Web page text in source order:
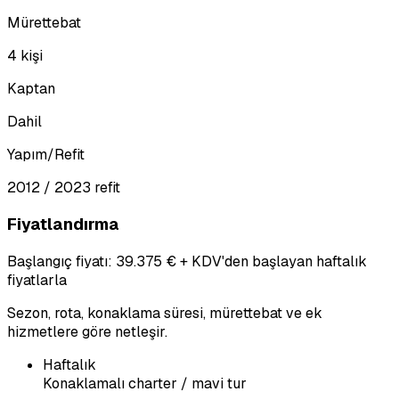
Mürettebat
4 kişi
Kaptan
Dahil
Yapım/Refit
2012 / 2023 refit
Fiyatlandırma
Başlangıç fiyatı: 39.375 € + KDV'den başlayan haftalık
fiyatlarla
Sezon, rota, konaklama süresi, mürettebat ve ek
hizmetlere göre netleşir.
Haftalık
Konaklamalı charter / mavi tur